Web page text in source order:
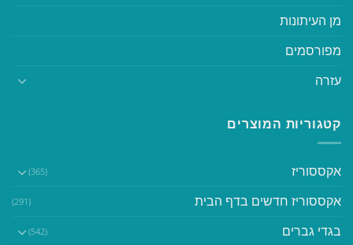
מן העיתונות
מפורסמים
עזרה
קטגוריות המוצרים
אקססוריז (365)
אקססוריז חדשים בדף הבית (291)
בגדי גברים (542)